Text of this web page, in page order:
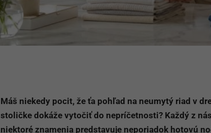
Máš niekedy pocit, že ťa pohľad na neumytý riad v
stoličke dokáže vytočiť do nepríčetnosti? Každý z
niektoré znamenia predstavuje neporiadok hotovú